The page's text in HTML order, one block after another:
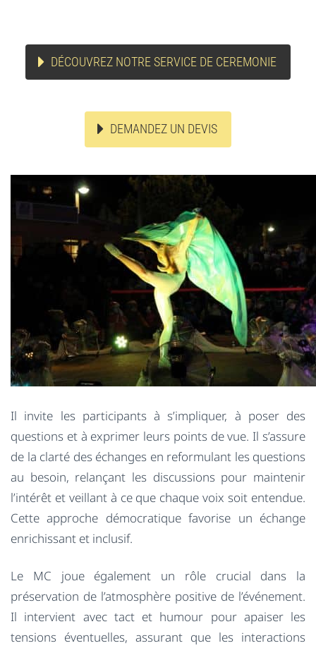
DÉCOUVREZ NOTRE SERVICE DE CEREMONIE
DEMANDEZ UN DEVIS
Il invite les participants à s’impliquer, à poser des
questions et à exprimer leurs points de vue. Il s’assure
de la clarté des échanges en reformulant les questions
au besoin, relançant les discussions pour maintenir
l’intérêt et veillant à ce que chaque voix soit entendue.
Cette approche démocratique favorise un échange
enrichissant et inclusif.
Le MC joue également un rôle crucial dans la
préservation de l’atmosphère positive de l’événement.
Il intervient avec tact et humour pour apaiser les
tensions éventuelles, assurant que les interactions